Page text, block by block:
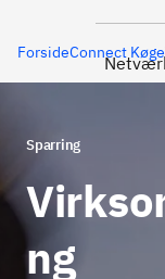
ForsideConnect Køge
Sparring
ng